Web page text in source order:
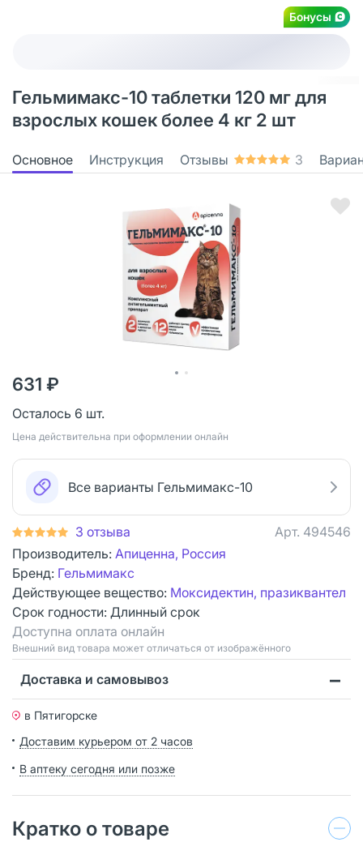
Бонусы
Гельмимакс-10 таблетки 120 мг для
взрослых кошек более 4 кг 2 шт
Основное Инструкция Отзывы 3
631 ₽
Осталось 6 шт.
Цена действительна при оформлении онлайн
Все варианты Гельмимакс-10
3 отзыва Арт. 494546
Производитель: Апиценна, Россия
Бренд: Гельмимакс
Действующее вещество: Моксидектин, празиквантел
Срок годности: Длинный срок
Доступна оплата онлайн
Bнешний вид товара может отличаться от изображённого
Доставка и самовывоз
в Пятигорске
Доставим курьером от 2 часов
В аптеку сегодня или позже
Кратко о товаре